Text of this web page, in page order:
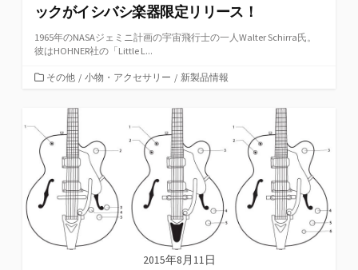
ックがイシバシ楽器限定リリース！
1965年のNASAジェミニ計画の宇宙飛行士の一人Walter Schirra氏。
彼はHOHNER社の「Little L...
カ
ー
その他 / 小物・アクセサリー / 新製品情報
2015年8月11日